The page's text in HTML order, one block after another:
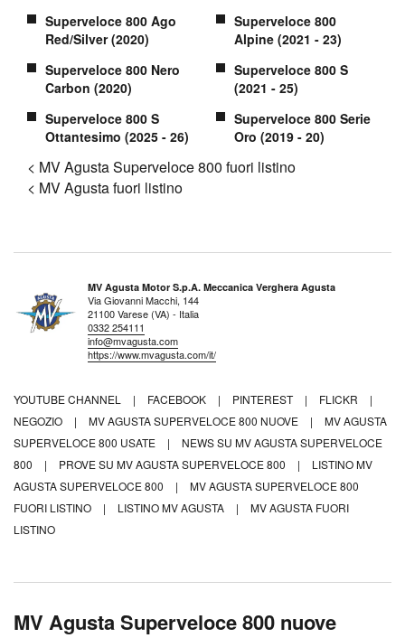
Superveloce 800 Ago
Red/Silver (2020)
Superveloce 800
Alpine (2021 - 23)
Superveloce 800 Nero
Carbon (2020)
Superveloce 800 S
(2021 - 25)
Superveloce 800 S
Ottantesimo (2025 - 26)
Superveloce 800 Serie
Oro (2019 - 20)
< MV Agusta Superveloce 800 fuori listino
< MV Agusta fuori listino
MV Agusta Motor S.p.A. Meccanica Verghera Agusta
Via Giovanni Macchi, 144
21100 Varese (VA) - Italia
0332 254111
info@mvagusta.com
https://www.mvagusta.com/it/
YOUTUBE CHANNEL | FACEBOOK | PINTEREST | FLICKR
|
NEGOZIO
| MV AGUSTA SUPERVELOCE 800 NUOVE |
MV AGUSTA
SUPERVELOCE 800 USATE
|
NEWS SU MV AGUSTA SUPERVELOCE
800
| PROVE SU MV AGUSTA SUPERVELOCE 800 |
LISTINO MV
AGUSTA SUPERVELOCE 800
|
MV AGUSTA SUPERVELOCE 800
FUORI LISTINO
| LISTINO MV AGUSTA |
MV AGUSTA FUORI
LISTINO
MV Agusta Superveloce 800 nuove